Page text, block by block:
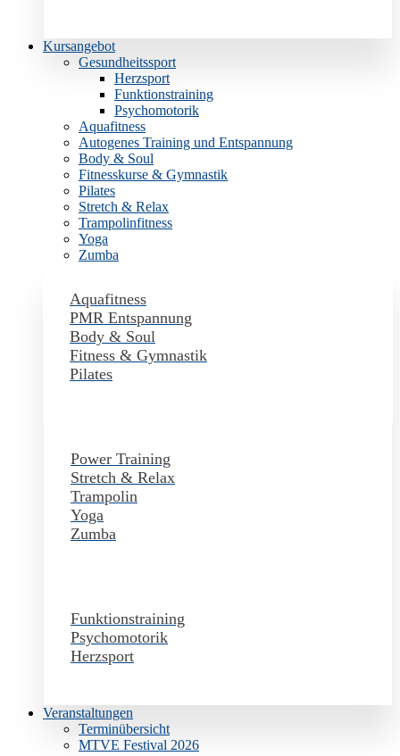
Kursangebot
Gesundheitssport
Herzsport
Funktionstraining
Psychomotorik
Aquafitness
Autogenes Training und Entspannung
Body & Soul
Fitnesskurse & Gymnastik
Pilates
Stretch & Relax
Trampolinfitness
Yoga
Zumba
Aquafitness
PMR Entspannung
Body & Soul
Fitness & Gymnastik
Pilates
Power Training
Stretch & Relax
Trampolin
Yoga
Zumba
Funktionstraining
Psychomotorik
Herzsport
Veranstaltungen
Terminübersicht
MTVE Festival 2026